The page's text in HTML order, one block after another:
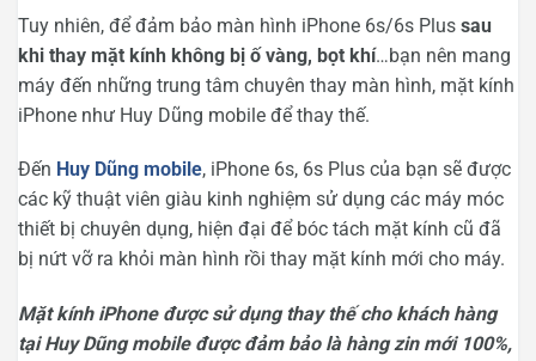
Tuy nhiên, để đảm bảo màn hình iPhone 6s/6s Plus sau
khi thay mặt kính không bị ố vàng, bọt khí…bạn nên mang
máy đến những trung tâm chuyên thay màn hình, mặt kính
iPhone như Huy Dũng mobile để thay thế.
Đến Huy Dũng mobile, iPhone 6s, 6s Plus của bạn sẽ được
các kỹ thuật viên giàu kinh nghiệm sử dụng các máy móc
thiết bị chuyên dụng, hiện đại để bóc tách mặt kính cũ đã
bị nứt vỡ ra khỏi màn hình rồi thay mặt kính mới cho máy.
Mặt kính iPhone được sử dụng thay thế cho khách hàng
tại Huy Dũng mobile được đảm bảo là hàng zin mới 100%,